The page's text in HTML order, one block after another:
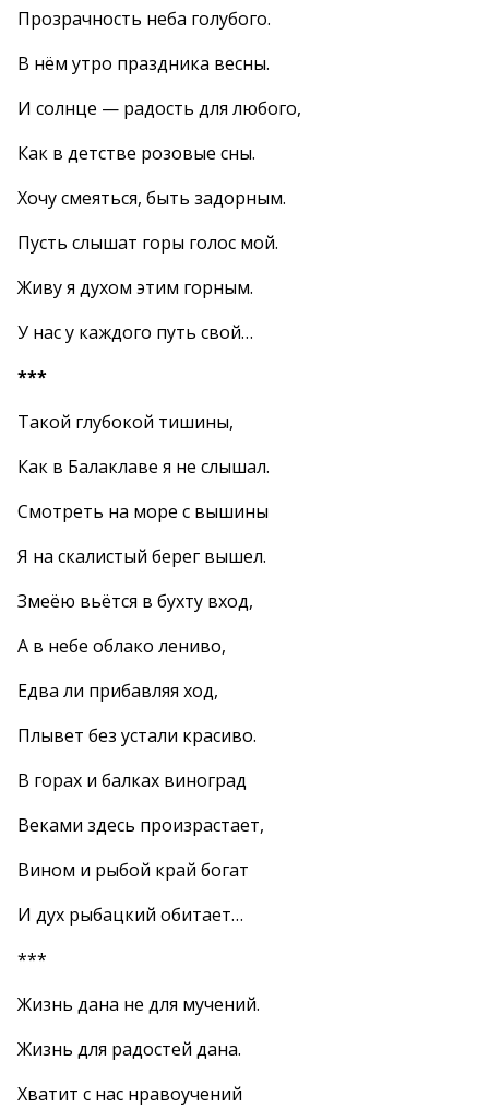
Прозрачность неба голубого.
В нём утро праздника весны.
И солнце — радость для любого,
Как в детстве розовые сны.
Хочу смеяться, быть задорным.
Пусть слышат горы голос мой.
Живу я духом этим горным.
У нас у каждого путь свой…
***
Такой глубокой тишины,
Как в Балаклаве я не слышал.
Смотреть на море с вышины
Я на скалистый берег вышел.
Змеёю вьётся в бухту вход,
А в небе облако лениво,
Едва ли прибавляя ход,
Плывет без устали красиво.
В горах и балках виноград
Веками здесь произрастает,
Вином и рыбой край богат
И дух рыбацкий обитает…
***
Жизнь дана не для мучений.
Жизнь для радостей дана.
Хватит с нас нравоучений